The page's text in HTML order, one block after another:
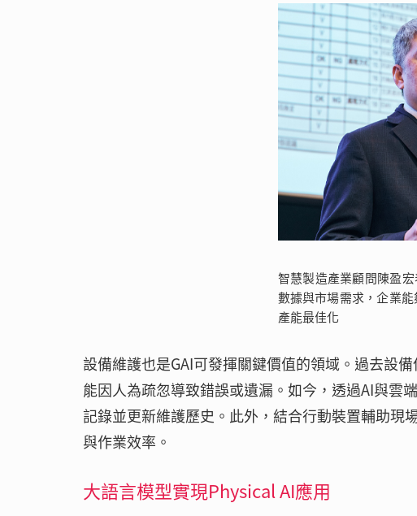
智慧製造產業顧問陳盈
數據與市場需求，企業
產能最佳化
設備維護也是GAI可發揮關鍵價值的領域。過去設
能因人為疏忽導致錯誤或遺漏。如今，透過AI與雲
記錄並更新維護歷史。此外，結合行動裝置輔助現
與作業效率。
大語言模型實現Physical AI應用